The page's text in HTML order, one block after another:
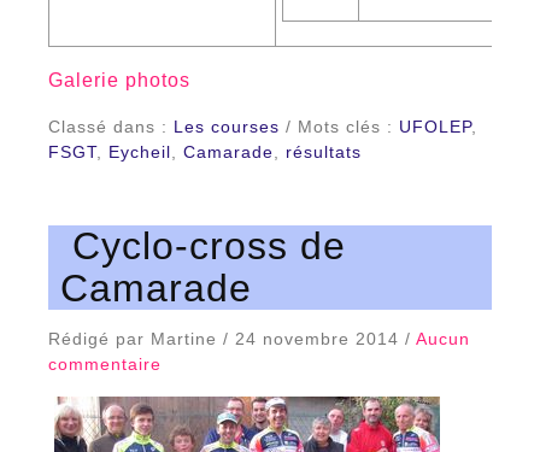
Galerie photos
Classé dans : Les courses / Mots clés : UFOLEP,
FSGT, Eycheil Camarade résultats
Cyclo-cross de
Camarade
Rédigé par Martine / 24 novembre 2014 / Aucun
commentaire